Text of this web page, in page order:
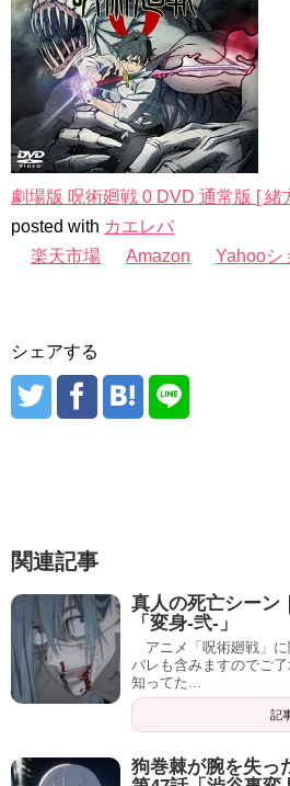
劇場版 呪術廻戦 0 DVD 通常版 [ 緒
posted with カエレバ
楽天市場
Amazon Yahooシ
シェアする
関連記事
真人の死亡シーン
「変身-弐-」
アニメ「呪術廻戦」
バレも含みますのでご
知ってた...
記
狗巻棘が腕を失っ